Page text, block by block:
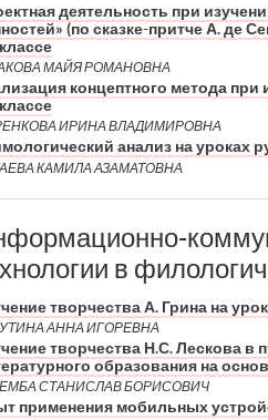
деятельность при
(по сказке-притче А. де
МАЙЯ РОМАНОВНА
концептного метода
ИРИНА ВЛАДИМИРОВНА
анализ на уроках
КАМИЛА АЗАМАТОВНА
в
творчества А. Грина на
АННА ИГОРЕВНА
творчества Н.С. Лескова в
образования на
СТАНИСЛАВ БОРИСОВИЧ
применения мобильных